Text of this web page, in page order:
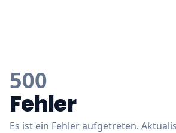
500
Fehler
Es ist ein Fehler aufgetreten.